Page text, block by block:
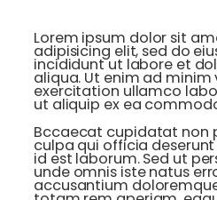
Lorem ipsum dolor sit
adipisicing elit, sed do
incididunt ut labore et
aliqua. Ut enim ad minim
exercitation ullamco
ut aliquip ex ea
Bccaecat cupidatat non
culpa qui officia
id est laborum. Sed ut
unde omnis iste natus
accusantium